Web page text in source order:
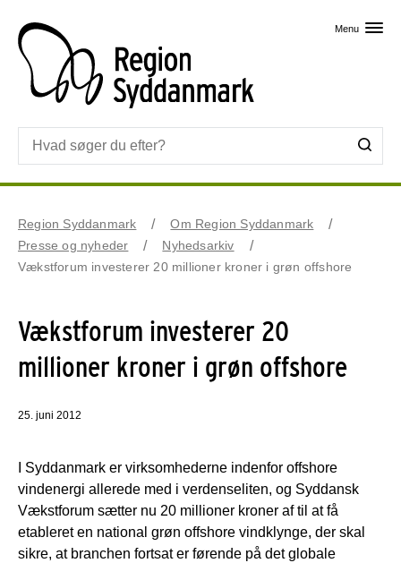
Menu
Region Syddanmark
Om Region Syddanmark
Presse og nyheder
Nyhedsarkiv
Vækstforum investerer 20 millioner kroner i grøn offshore
Vækstforum investerer 20
millioner kroner i grøn offshore
25. juni 2012
I Syddanmark er virksomhederne indenfor offshore
vindenergi allerede med i verdenseliten, og Syddansk
Vækstforum sætter nu 20 millioner kroner af til at få
etableret en national grøn offshore vindklynge, der skal
sikre, at branchen fortsat er førende på det globale